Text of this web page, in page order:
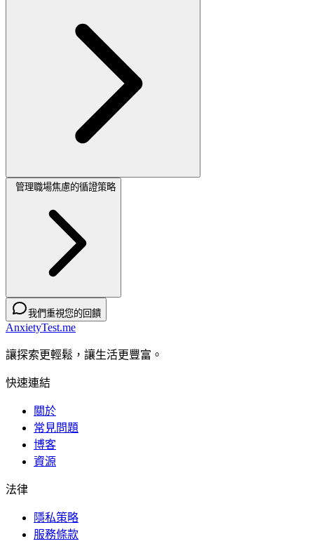
管理職場焦慮的循證策略
我們重視您的回饋
AnxietyTest.me
讓探索更輕鬆，讓生活更豐富。
快速連結
關於
常見問題
博客
資源
法律
隱私策略
服務條款